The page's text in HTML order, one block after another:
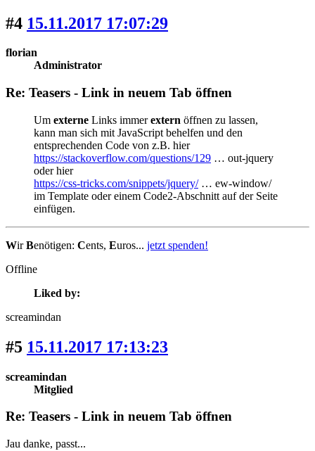
#4 15.11.2017 17:07:29
florian
Administrator
Re: Teasers - Link in neuem Tab öffnen
Um externe Links immerextern öffnen zu lassen,
kann man sich mit JavaScript behelfen und den
entsprechenden Code von z.B. hier
https://stackoverflow.com/questions/129 … out-jquery
oder hier
https://css-tricks.com/snippets/jquery/… ew-window/
im Template oder einem Code2-Abschnitt auf der Seite
einfügen.
WirBenötigen: Cents, Euros... jetzt spenden!
Offline
Liked by:
screamindan
#5 15.11.2017 17:13:23
screamindan
Mitglied
Re: Teasers - Link in neuem Tab öffnen
Jau danke, passt...